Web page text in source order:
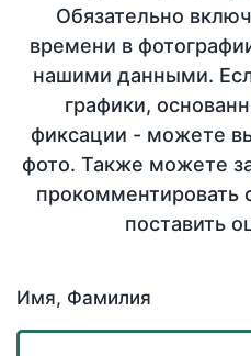
Обязательно
времени в
нашими данными.
графики,
фиксации - можете
фото. Также можете
прокомментировать
поставить
Имя, Фамилия